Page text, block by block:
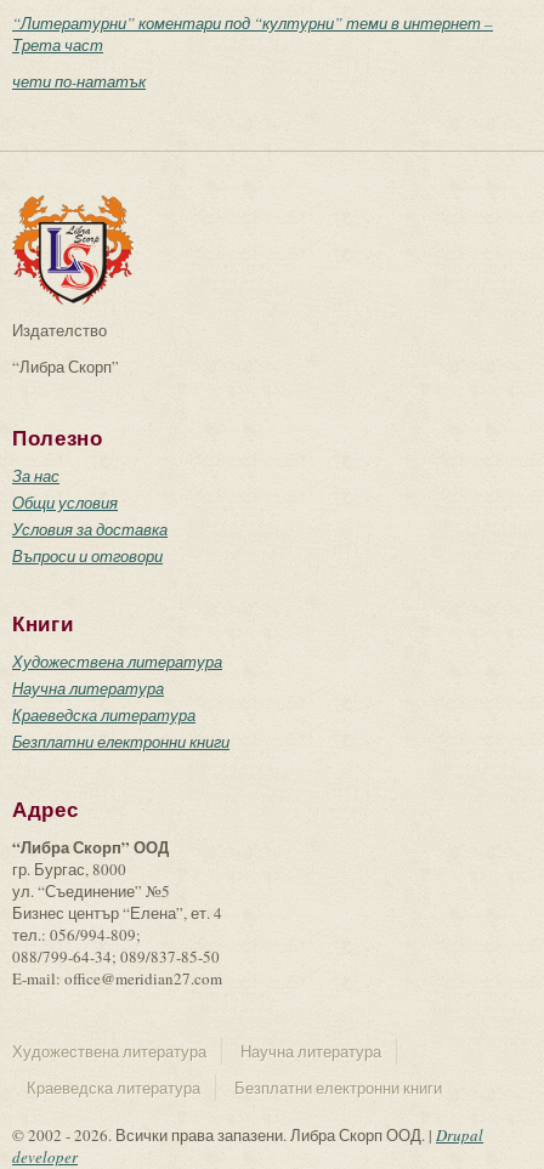
“Литературни” коментари под “културни” теми в интернет –
Трета част
чети по-нататък
Издателство
“Либра Скорп”
Полезно
За нас
Общи условия
Условия за доставка
Въпроси и отговори
Книги
Художествена литература
Научна литература
Краеведска литература
Безплатни електронни книги
Адрес
“Либра Скорп” ООД
гр. Бургас, 8000
ул. “Съединение” №5
Бизнес център “Елена”, ет. 4
тел.: 056/994-809;
088/799-64-34; 089/837-85-50
E-mail: office@meridian27.com
Художествена литература
Научна литература
Краеведска литература
Безплатни електронни книги
© 2002 - 2026. Всички права запазени. Либра Скорп ООД. | Drupal
developer